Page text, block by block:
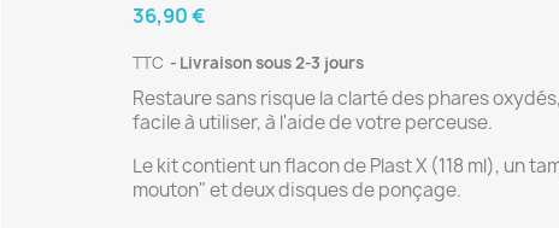
36,90 €
TTC Livraison sous 2-3 jours
Restaure sans risque la clarté des phares
facile à utiliser, à l'aide de votre perceuse.
Le kit contient un flacon de Plast X (118 ml), un
mouton" et deux disques de ponçage.